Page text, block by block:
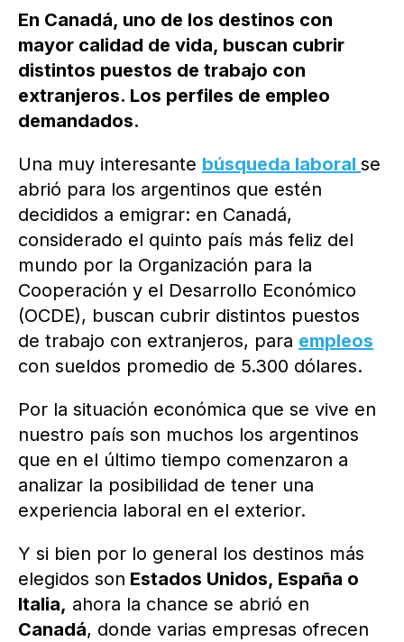
En Canadá, uno de los destinos con
mayor calidad de vida, buscan cubrir
distintos puestos de trabajo con
extranjeros. Los perfiles de empleo
demandados.
Una muy interesante búsqueda laboral se
abrió para los argentinos que estén
decididos a emigrar: en Canadá,
considerado el quinto país más feliz del
mundo por la Organización para la
Cooperación y el Desarrollo Económico
(OCDE), buscan cubrir distintos puestos
de trabajo con extranjeros, para empleos
con sueldos promedio de 5.300 dólares.
Por la situación económica que se vive en
nuestro país son muchos los argentinos
que en el último tiempo comenzaron a
analizar la posibilidad de tener una
experiencia laboral en el exterior.
Y si bien por lo general los destinos más
elegidos son Estados Unidos, España o
Italia, ahora la chance se abrió en
Canadá, donde varias empresas ofrecen